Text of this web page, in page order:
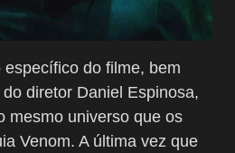
do filme, bem
diretor Daniel Espinosa,
mesmo universo que os
Venom. A última vez que